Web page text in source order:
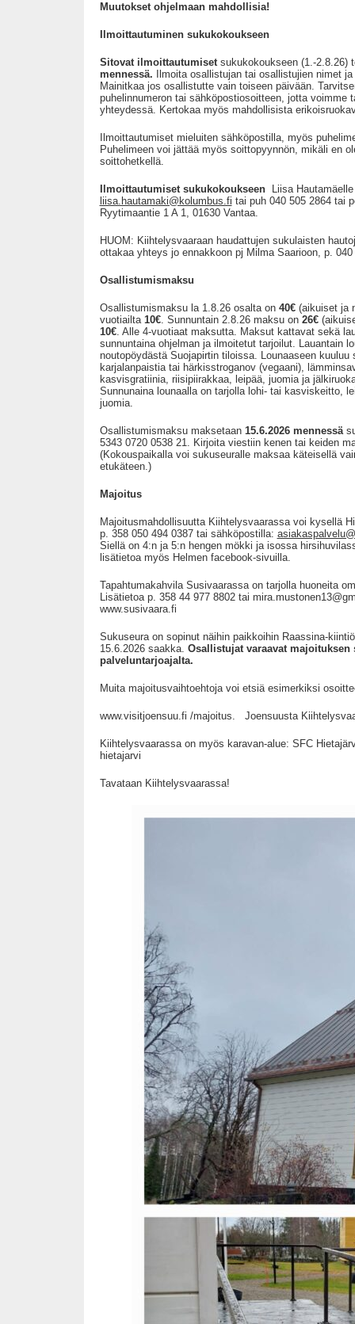
Muutokset ohjelmaan mahdollisia!
Ilmoittautuminen sukukokoukseen
Sitovat ilmoittautumiset sukukokoukseen (1.-2.8.26)
mennessä. Ilmoita osallistujan tai osallistujien nimet
Mainitkaa jos osallistutte vain toiseen päivään.
puhelinnumeron tai sähköpostiosoitteen, jotta voimme
yhteydessä. Kertokaa myös mahdollisista
Ilmoittautumiset mieluiten sähköpostilla, myös
Puhelimeen voi jättää myös soittopyynnön, mikäli en
soittohetkellä.
Ilmoittautumiset sukukokoukseen
Liisa
liisa.hautamaki@kolumbus.fi tai puh 040 505 2864 tai
Ryytimaantie 1 A 1, 01630 Vantaa.
HUOM: Kiihtelysvaaraan haudattujen sukulaisten
ottakaa yhteys jo ennakkoon pj Milma Saarioon, p.
Osallistumismaksu
Osallistumismaksu la 1.8.26 osalta on 40€(aikuiset ja
vuotiailta 10€. Sunnuntain 2.8.26 maksu on 26€
10€. Alle 4-vuotiaat maksutta. Maksut kattavat sekä
sunnuntaina ohjelman ja ilmoitetut tarjoilut. Lauantain
noutopöydästä Suojapirtin tiloissa. Lounaaseen kuuluu
karjalanpaistia tai härkisstroganov (vegaani),
kasvisgratiinia, riisipiirakkaa, leipää, juomia ja
Sunnunaina lounaalla on tarjolla lohi- tai kasviskeitto,
juomia.
Osallistumismaksu maksetaan 15.6.2026 mennessä
5343 0720 0538 21. Kirjoita viestiin kenen tai keiden
(Kokouspaikalla voi sukuseuralle maksaa käteisellä
etukäteen.)
Majoitus
Majoitusmahdollisuutta Kiihtelysvaarassa voi kysellä
p. 358 050 494 0387 tai sähköpostilla:
Siellä on 4:n ja 5:n hengen mökki ja isossa
lisätietoa myös Helmen facebook-sivuilla.
Tapahtumakahvila Susivaarassa on tarjolla huoneita
Lisätietoa p. 358 44 977 8802 tai
www.susivaara.fi
Sukuseura on sopinut näihin paikkoihin Raassina-
15.6.2026 saakka. Osallistujat varaavat majoituksen
palveluntarjoajalta.
Muita majoitusvaihtoehtoja voi etsiä esimerkiksi
www.visitjoensuu.fi /majoitus. Joensuusta
Kiihtelysvaarassa on myös karavan-alue: SFC
hietajarvi
Tavataan Kiihtelysvaarassa!